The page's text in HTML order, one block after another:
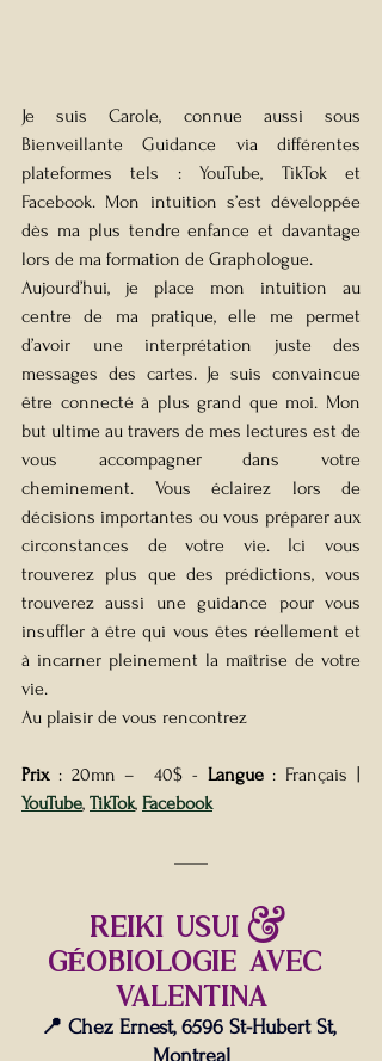
Je suis Carole, connue aussi sous
Bienveillante Guidance via différentes
plateformes tels : YouTube, TikTok et
Facebook. Mon intuition s’est développée
dès ma plus tendre enfance et davantage
lors de ma formation de Graphologue.
Aujourd’hui, je place mon intuition au
centre de ma pratique, elle me permet
d’avoir une interprétation juste des
messages des cartes. Je suis convaincue
être connecté à plus grand que moi. Mon
but ultime au travers de mes lectures est de
vous accompagner dans votre
cheminement. Vous éclairez lors de
décisions importantes ou vous préparer aux
circonstances de votre vie. Ici vous
trouverez plus que des prédictions, vous
trouverez aussi une guidance pour vous
insuffler à être qui vous êtes réellement et
à incarner pleinement la maîtrise de votre
vie.
Au plaisir de vous rencontrez
Prix : 20mn –  40$ - Langue
YouTube, TikTok, Facebook
REIKI USUI &
GÉOBIOLOGIE avec
valentina
📍 Chez Ernest, 6596 St-Hubert St,
Montreal